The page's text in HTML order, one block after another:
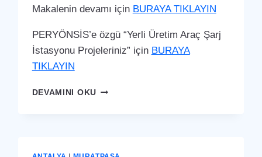
Makalenin devamı için BURAYA TIKLAYIN
PERYÖNSİS’e özgü “Yerli Üretim Araç Şarj
İstasyonu Projeleriniz” için BURAYA
TIKLAYIN
DEVAMINI OKUMURATPAŞA